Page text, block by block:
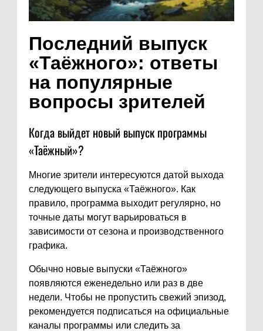
Последний выпуск
«Таёжного»: ответы
на популярные
вопросы зрителей
Когда выйдет новый выпуск программы
«Таёжный»?
Многие зрители интересуются датой выхода
следующего выпуска «Таёжного». Как
правило, программа выходит регулярно, но
точные даты могут варьироваться в
зависимости от сезона и производственного
графика.
Обычно новые выпуски «Таёжного»
появляются еженедельно или раз в две
недели. Чтобы не пропустить свежий эпизод,
рекомендуется подписаться на официальные
каналы программы или следить за